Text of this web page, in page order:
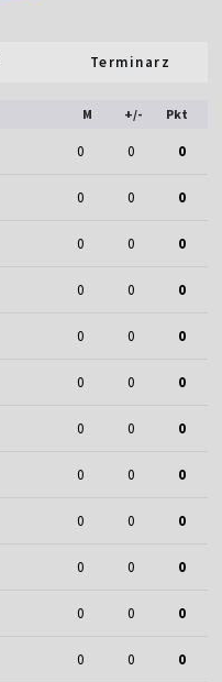
Terminarz
M +/- Pkt
0 0 0
0 0 0
0 0 0
0 0 0
0 0 0
0 0 0
0 0 0
0 0 0
0 0 0
0 0 0
0 0 0
0 0 0